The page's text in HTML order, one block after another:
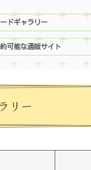
ドギャラリー
可能な通販サイト
リー